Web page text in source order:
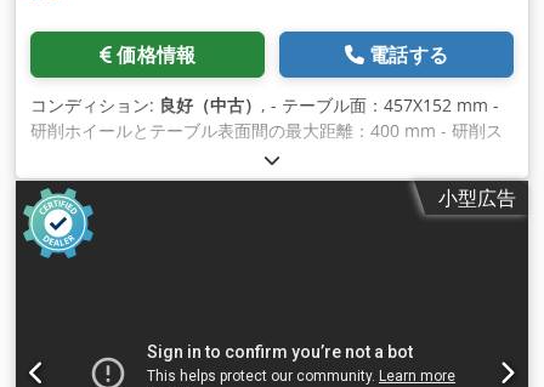
価格情報 電話する
コンディション: 良好（中古） , - テーブル面：457X152 mm -
研削ホイールとテーブル表面間の最大距離：400 mm - 研削ス
ピンドル出力：2.2 KW Dcodpfx Acswlhtvjcek - 研削ホイール
の寸法：直径。 200×25ミリメートル - 砥石回転速度：1000～
4000 rpm - テーブル移動速度：1～25 m/分 - 最小プログラム
可能増分: 0.001 mm - 寸法: 1800X1200X1950 mm
小型広告